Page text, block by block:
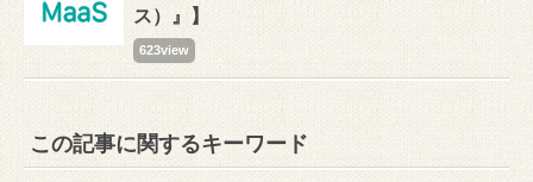
ス）』】
623view
この記事に関するキーワード